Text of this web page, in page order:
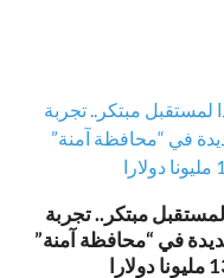
مبتكر.. تجربة
في “محافظة آمنة”